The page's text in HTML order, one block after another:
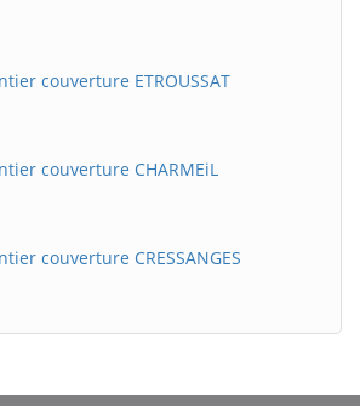
couverture ETROUSSAT
couverture CHARMEiL
couverture CRESSANGES
BatiWebPro